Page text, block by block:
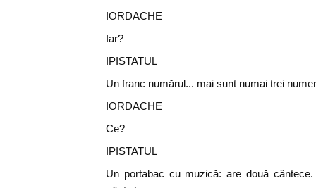
IORDACHE
Iar?
IPISTATUL
Un franc numărul... mai sunt numai trei
IORDACHE
Ce?
IPISTATUL
Un portabac cu muzică: are două